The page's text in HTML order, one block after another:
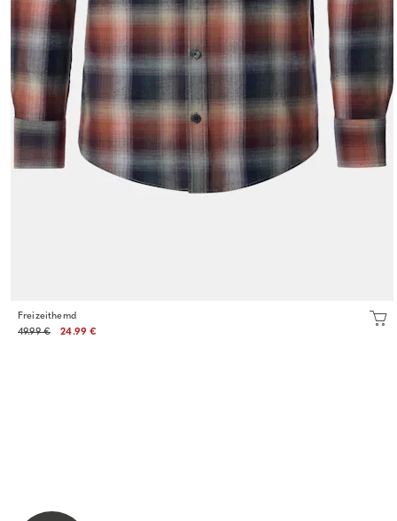
Freizeithemd
49.99 €
24.99 €